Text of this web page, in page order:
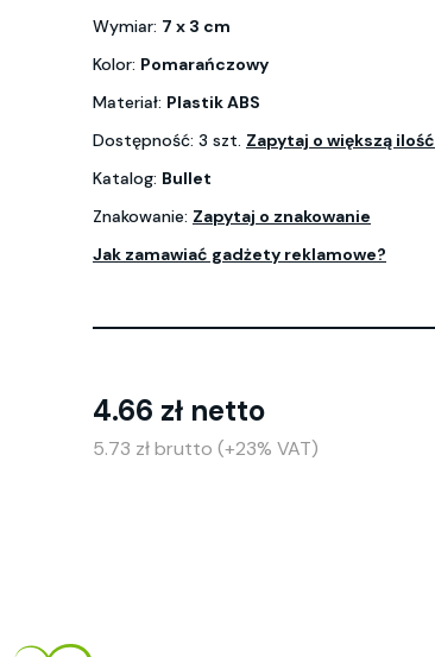
Wymiar: 7 x 3 cm
Kolor: Pomarańczowy
Materiał: Plastik ABS
Dostępność: 3 szt. Zapytaj o większą ilość
Katalog: Bullet
Znakowanie: Zapytaj o znakowanie
Jak zamawiać gadżety reklamowe?
4.66 zł netto
5.73 zł brutto (+23% VAT)